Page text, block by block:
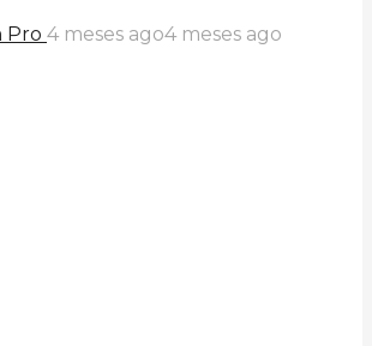
Pro 4 meses ago4 meses ago